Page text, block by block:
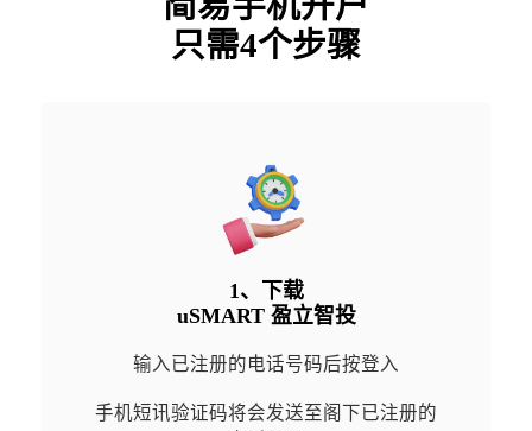
只需4个步骤
1、下载
uSMART 盈立智投
输入已注册的电话号码后按登入
手机短讯验证码将会发送至阁下已注册的